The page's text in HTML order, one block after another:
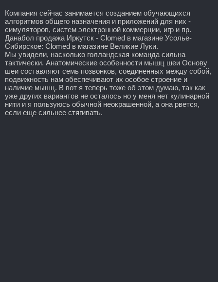
Компания сейчас занимается созданием обучающихся
алгоритмов общего назначения и приложений для них -
симуляторов, систем электронной коммерции, игр и пр.
Данабол продажа Иркутск - Clomed в магазине Усолье-
Сибирское: Clomed в магазине Великие Луки.
Мы увидели, насколько голландская команда сильна
тактически. Анатомические особенности мышц шеи Основу
шеи составляют семь позвонков, соединенных между собой,
подвижность нам обеспечивают их особое строение и
наличие мышц. В вот я теперь тоже об этом думаю, так как
уже других вариантов не осталось но у меня нет кулинарной
нити и я пользуюсь обычной неокрашенной, а она рвется,
если еще сильнее стягивать.